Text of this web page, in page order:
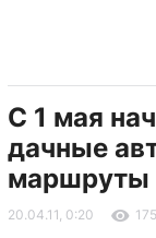
С 1 мая
дачные
маршруты
20.04.11, 0:20